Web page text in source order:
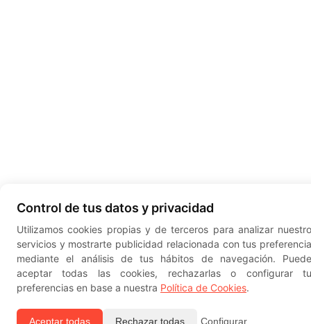
Control de tus datos y privacidad
Utilizamos cookies propias y de terceros para analizar
servicios y mostrarte publicidad relacionada con tus
mediante el análisis de tus hábitos de navegación.
aceptar todas las cookies, rechazarlas o configurar
preferencias en base a nuestra Política de Cookies.
Aceptar todas Rechazar todas Configurar